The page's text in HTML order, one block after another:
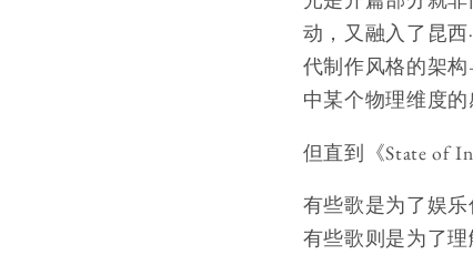
动，又融入了昆
代制作风格的架
中某个物理维度的
但直到《State of
有些歌是为了娱乐
有些歌则是为了理